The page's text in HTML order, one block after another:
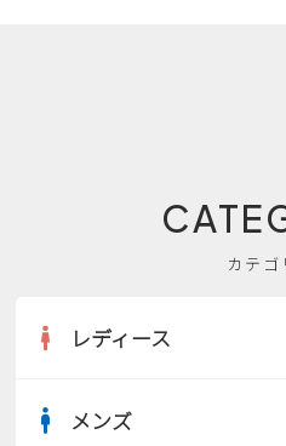
カテゴ
レディース
メンズ